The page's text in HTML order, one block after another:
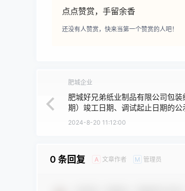
点点赞赏，手留余香
还没有人赞赏，快来当第一个赞赏的人吧！
肥城企业
肥城好兄弟纸业制品有限公司包
期）竣工日期、调试起止日期的公
2024-8-20 11:12:00
0 条回复 A 文章作者 M 管理员